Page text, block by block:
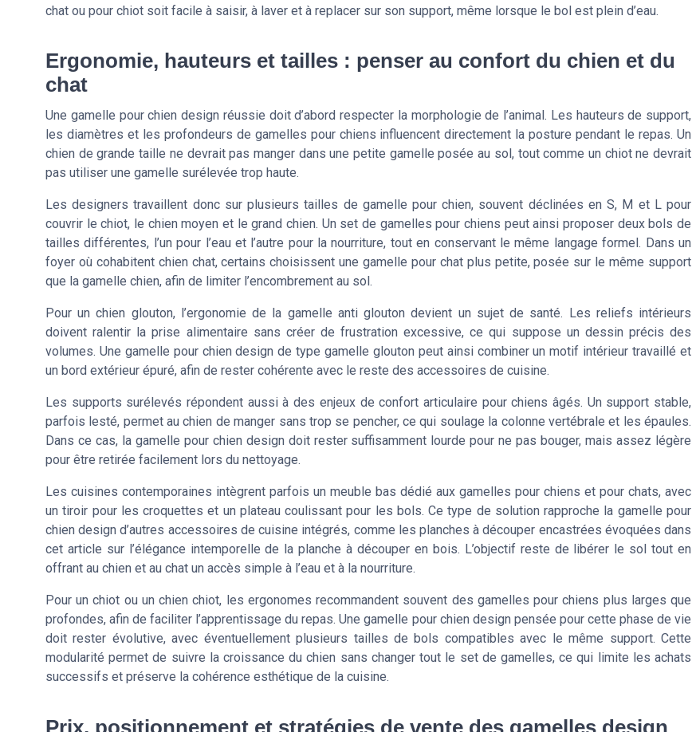
chat ou pour chiot soit facile à saisir, à laver et à replacer sur son support, même lorsque le bol est plein d’eau.
Ergonomie, hauteurs et tailles : penser au confort du chien et du
chat
Une gamelle pour chien design réussie doit d’abord respecter la morphologie de l’animal. Les hauteurs de support,
les diamètres et les profondeurs de gamelles pour chiens influencent directement la posture pendant le repas. Un
chien de grande taille ne devrait pas manger dans une petite gamelle posée au sol, tout comme un chiot ne devrait
pas utiliser une gamelle surélevée trop haute.
Les designers travaillent donc sur plusieurs tailles de gamelle pour chien, souvent déclinées en S, M et L pour
couvrir le chiot, le chien moyen et le grand chien. Un set de gamelles pour chiens peut ainsi proposer deux bols de
tailles différentes, l’un pour l’eau et l’autre pour la nourriture, tout en conservant le même langage formel. Dans un
foyer où cohabitent chien chat, certains choisissent une gamelle pour chat plus petite, posée sur le même support
que la gamelle chien, afin de limiter l’encombrement au sol.
Pour un chien glouton, l’ergonomie de la gamelle anti glouton devient un sujet de santé. Les reliefs intérieurs
doivent ralentir la prise alimentaire sans créer de frustration excessive, ce qui suppose un dessin précis des
volumes. Une gamelle pour chien design de type gamelle glouton peut ainsi combiner un motif intérieur travaillé et
un bord extérieur épuré, afin de rester cohérente avec le reste des accessoires de cuisine.
Les supports surélevés répondent aussi à des enjeux de confort articulaire pour chiens âgés. Un support stable,
parfois lesté, permet au chien de manger sans trop se pencher, ce qui soulage la colonne vertébrale et les épaules.
Dans ce cas, la gamelle pour chien design doit rester suffisamment lourde pour ne pas bouger, mais assez légère
pour être retirée facilement lors du nettoyage.
Les cuisines contemporaines intègrent parfois un meuble bas dédié aux gamelles pour chiens et pour chats, avec
un tiroir pour les croquettes et un plateau coulissant pour les bols. Ce type de solution rapproche la gamelle pour
chien design d’autres accessoires de cuisine intégrés, comme les planches à découper encastrées évoquées dans
cet article sur l’élégance intemporelle de la planche à découper en bois. L’objectif reste de libérer le sol tout en
offrant au chien et au chat un accès simple à l’eau et à la nourriture.
Pour un chiot ou un chien chiot, les ergonomes recommandent souvent des gamelles pour chiens plus larges que
profondes, afin de faciliter l’apprentissage du repas. Une gamelle pour chien design pensée pour cette phase de vie
doit rester évolutive, avec éventuellement plusieurs tailles de bols compatibles avec le même support. Cette
modularité permet de suivre la croissance du chien sans changer tout le set de gamelles, ce qui limite les achats
successifs et préserve la cohérence esthétique de la cuisine.
Prix, positionnement et stratégies de vente des gamelles design